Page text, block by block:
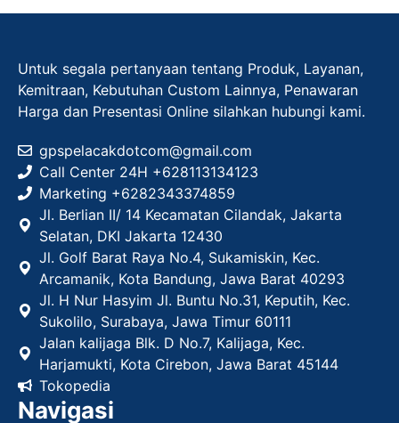
Untuk segala pertanyaan tentang Produk, Layanan,
Kemitraan, Kebutuhan Custom Lainnya, Penawaran
Harga dan Presentasi Online silahkan hubungi kami.
gpspelacakdotcom@gmail.com
Call Center 24H +628113134123
Marketing +6282343374859
Jl. Berlian II/ 14 Kecamatan Cilandak, Jakarta
Selatan, DKI Jakarta 12430
Jl. Golf Barat Raya No.4, Sukamiskin, Kec.
Arcamanik, Kota Bandung, Jawa Barat 40293
Jl. H Nur Hasyim Jl. Buntu No.31, Keputih, Kec.
Sukolilo, Surabaya, Jawa Timur 60111
Jalan kalijaga Blk. D No.7, Kalijaga, Kec.
Harjamukti, Kota Cirebon, Jawa Barat 45144
Tokopedia
Navigasi